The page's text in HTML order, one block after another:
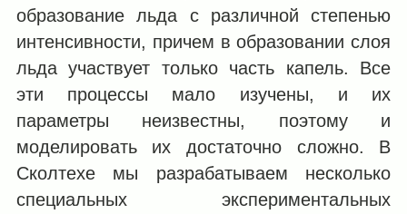
образование льда с различной степенью
интенсивности, причем в образовании слоя
льда участвует только часть капель. Все
эти процессы мало изучены, и их
параметры неизвестны, поэтому и
моделировать их достаточно сложно. В
Сколтехе мы разрабатываем несколько
специальных экспериментальных